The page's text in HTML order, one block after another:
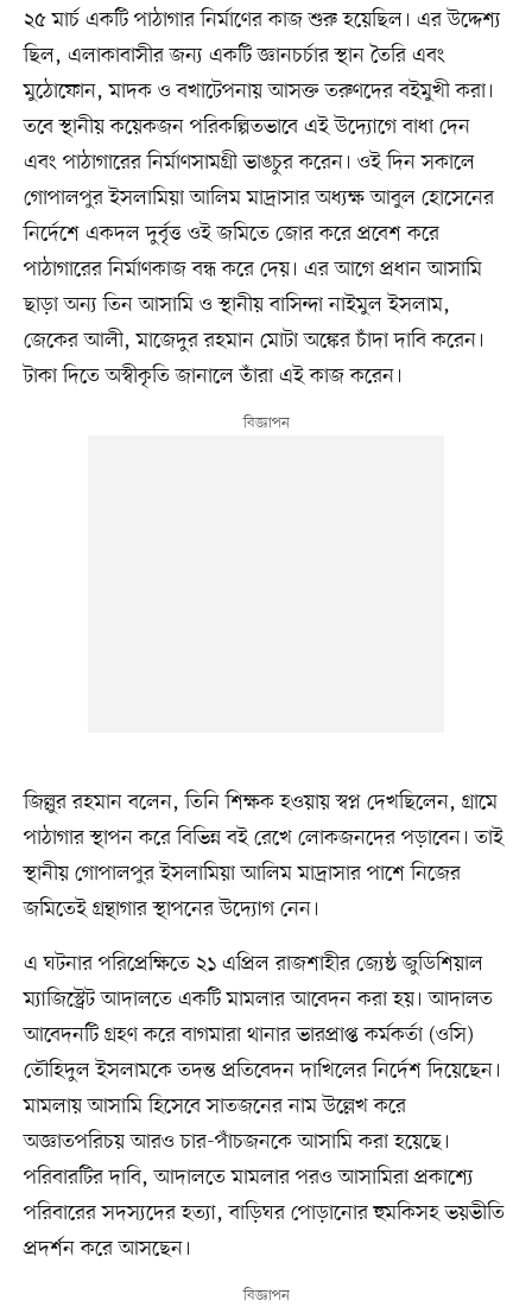
২৫ মার্চ একটি পাঠাগার নির্মাণের কাজ শুরু হয়েছিল। এর উদ্দেশ্য
ছিল, এলাকাবাসীর জন্য একটি জ্ঞানচর্চার স্থান তৈরি এবং
মুঠোফোন, মাদক ও বখাটেপনায় আসক্ত তরুণদের বইমুখী করা।
তবে স্থানীয় কয়েকজন পরিকল্পিতভাবে এই উদ্যোগে বাধা দেন
এবং পাঠাগারের নির্মাণসামগ্রী ভাঙচুর করেন। ওই দিন সকালে
গোপালপুর ইসলামিয়া আলিম মাদ্রাসার অধ্যক্ষ আবুল হোসেনের
নির্দেশে একদল দুর্বৃত্ত ওই জমিতে জোর করে প্রবেশ করে
পাঠাগারের নির্মাণকাজ বন্ধ করে দেয়। এর আগে প্রধান আসামি
ছাড়া অন্য তিন আসামি ও স্থানীয় বাসিন্দা নাইমুল ইসলাম,
জেকের আলী, মাজেদুর রহমান মোটা অঙ্কের চাঁদা দাবি করেন।
টাকা দিতে অস্বীকৃতি জানালে তাঁরা এই কাজ করেন।
জিল্লুর রহমান বলেন, তিনি শিক্ষক হওয়ায় স্বপ্ন দেখছিলেন, গ্রামে
পাঠাগার স্থাপন করে বিভিন্ন বই রেখে লোকজনদের পড়াবেন। তাই
স্থানীয় গোপালপুর ইসলামিয়া আলিম মাদ্রাসার পাশে নিজের
জমিতেই গ্রন্থাগার স্থাপনের উদ্যোগ নেন।
এ ঘটনার পরিপ্রেক্ষিতে ২১ এপ্রিল রাজশাহীর জ্যেষ্ঠ জুডিশিয়াল
ম্যাজিস্ট্রেট আদালতে একটি মামলার আবেদন করা হয়। আদালত
আবেদনটি গ্রহণ করে বাগমারা থানার ভারপ্রাপ্ত কর্মকর্তা (ওসি)
তৌহিদুল ইসলামকে তদন্ত প্রতিবেদন দাখিলের নির্দেশ দিয়েছেন।
মামলায় আসামি হিসেবে সাতজনের নাম উল্লেখ করে
অজ্ঞাতপরিচয় আরও চার-পাঁচজনকে আসামি করা হয়েছে।
পরিবারটির দাবি, আদালতে মামলার পরও আসামিরা প্রকাশ্যে
পরিবারের সদস্যদের হত্যা, বাড়িঘর পোড়ানোর হুমকিসহ ভয়ভীতি
প্রদর্শন করে আসছেন।